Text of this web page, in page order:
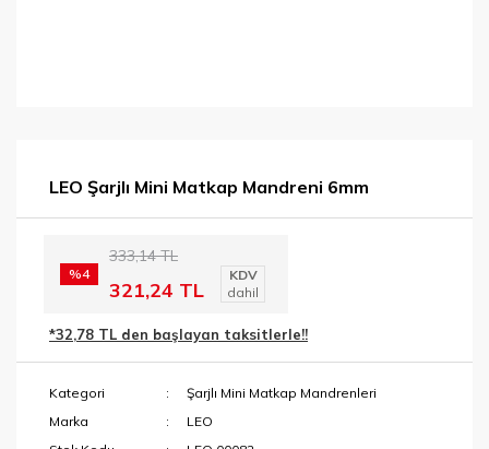
LEO Şarjlı Mini Matkap Mandreni 6mm
%4
333,14 TL
321,24 TL
KDV
dahil
*32,78 TL den başlayan taksitlerle!!
Kategori
Şarjlı Mini Matkap Mandrenleri
Marka
LEO